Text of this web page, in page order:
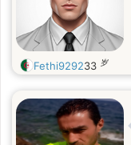
Fethi929233 岁